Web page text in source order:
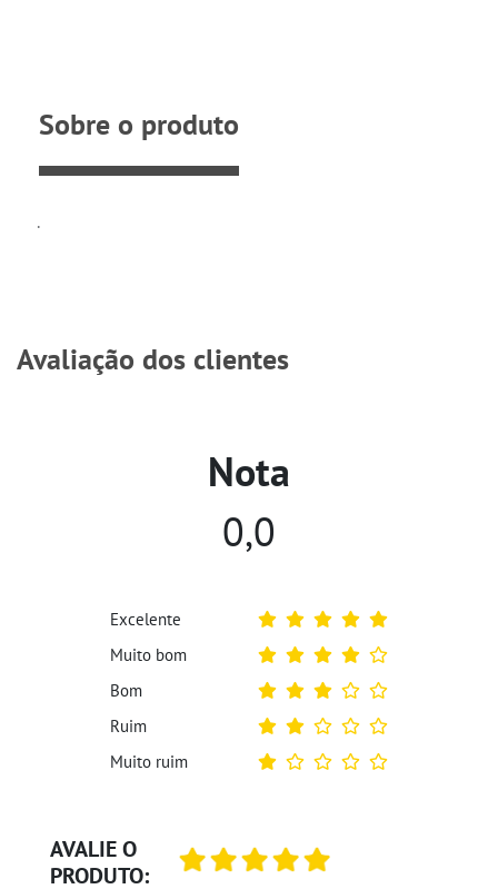
Sobre o produto
.
Avaliação dos clientes
AVALIE O
PRODUTO:
Nota
0,0
Excelente
Muito bom
Bom
Ruim
Muito ruim